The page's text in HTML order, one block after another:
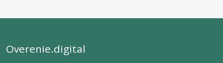
Overenie.digital